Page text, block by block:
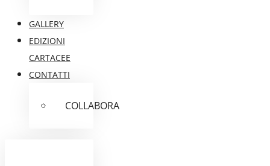
GALLERY
EDIZIONI
CARTACEE
CONTATTI
COLLABORA